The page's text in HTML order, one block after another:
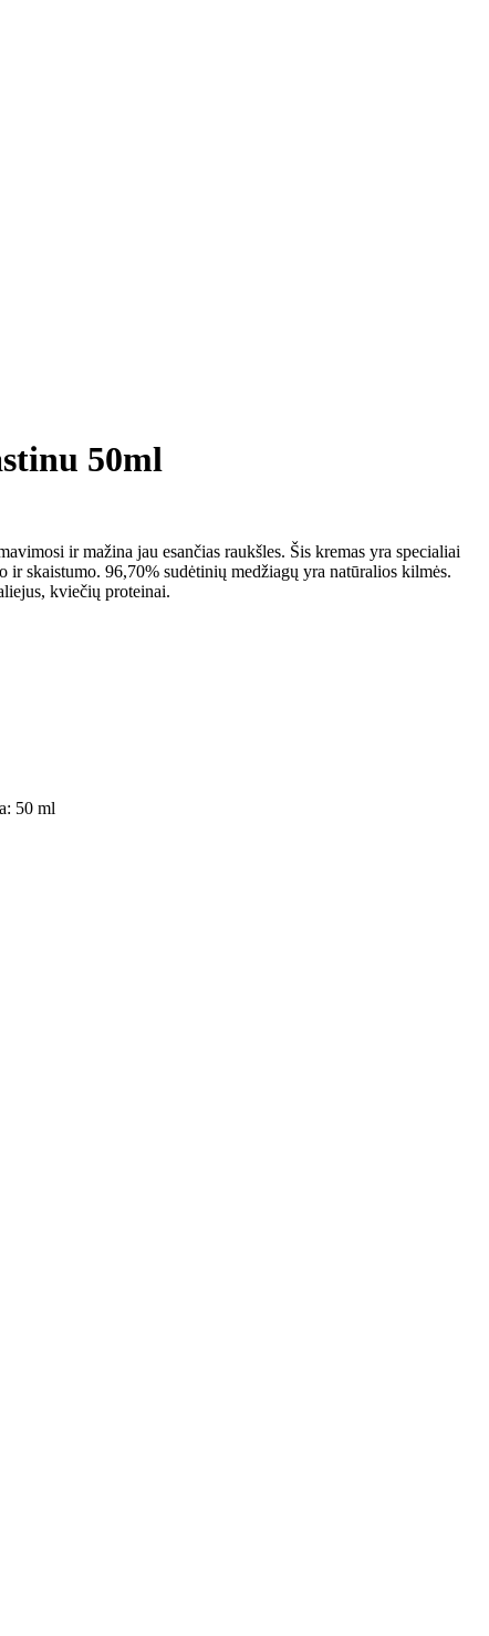
50ml
ir mažina jau esančias raukšles. Šis kremas yra specialiai
ir skaistumo. 96,70% sudėtinių medžiagų yra natūralios kilmės.
kviečių proteinai.
50 ml